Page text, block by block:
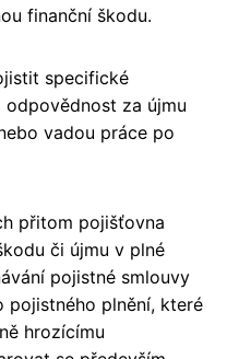
finanční škodu.
specifické
za újmu
vadou práce po
přitom pojišťovna
či újmu v plné
pojistné smlouvy
pojistného plnění, které
hrozícímu